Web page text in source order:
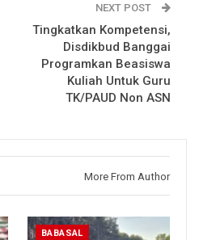
NEXT POST
Tingkatkan Kompetensi,
Disdikbud Banggai
Programkan Beasiswa
Kuliah Untuk Guru
TK/PAUD Non ASN
More From Author
BABASAL